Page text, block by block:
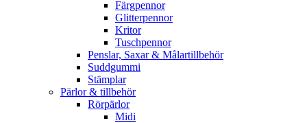
Färgpennor
Glitterpennor
Kritor
Tuschpennor
Penslar, Saxar & Målartillbehör
Suddgummi
Stämplar
Pärlor & tillbehör
Rörpärlor
Midi